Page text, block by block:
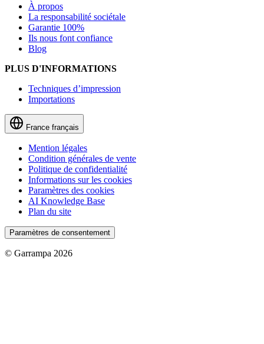
À propos
La responsabilité sociétale
Garantie 100%
Ils nous font confiance
Blog
PLUS D'INFORMATIONS
Techniques d’impression
Importations
France français
Mention légales
Condition générales de vente
Politique de confidentialité
Informations sur les cookies
Paramètres des cookies
AI Knowledge Base
Plan du site
Paramètres de consentement
© Garrampa 2026